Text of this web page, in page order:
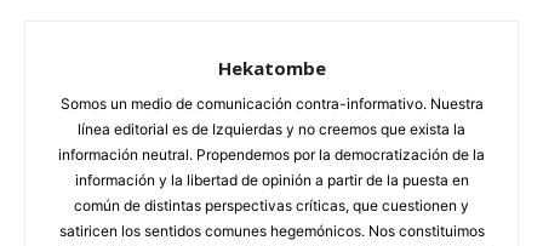
Hekatombe
Somos un medio de comunicación contra-informativo. Nuestra
línea editorial es de Izquierdas y no creemos que exista la
información neutral. Propendemos por la democratización de la
información y la libertad de opinión a partir de la puesta en
común de distintas perspectivas críticas, que cuestionen y
satiricen los sentidos comunes hegemónicos. Nos constituimos